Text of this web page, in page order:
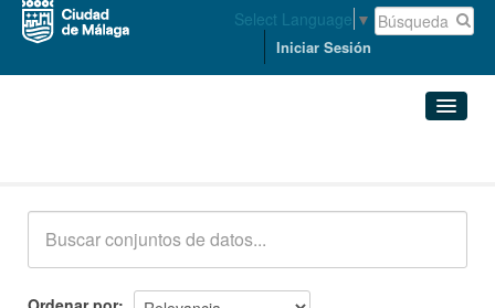
Select Language ▼
Iniciar Sesión